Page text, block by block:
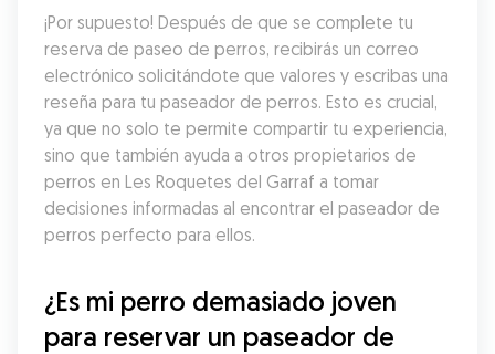
¡Por supuesto! Después de que se complete tu
reserva de paseo de perros, recibirás un correo
electrónico solicitándote que valores y escribas una
reseña para tu paseador de perros. Esto es crucial,
ya que no solo te permite compartir tu experiencia,
sino que también ayuda a otros propietarios de
perros en Les Roquetes del Garraf a tomar
decisiones informadas al encontrar el paseador de
perros perfecto para ellos.
¿Es mi perro demasiado joven
para reservar un paseador de